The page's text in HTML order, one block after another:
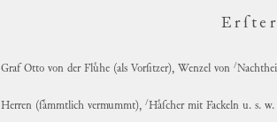
Graf Otto von der Fluͤhe (als Vorſitzer), Wenzel von /
Herren (ſaͤmmtlich vermummt), /Haͤſcher mit Fackeln u. s.